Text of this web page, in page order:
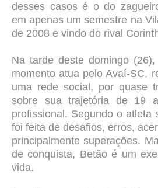
desses casos é o do
em apenas um semestre na
de 2008 e vindo do rival
Na tarde deste domingo
momento atua pelo Avaí-SC,
uma rede social, por quase
sobre sua trajetória de 19
profissional. Segundo o atleta
foi feita de desafios, erros,
principalmente superações.
de conquista, Betão é um
vida.